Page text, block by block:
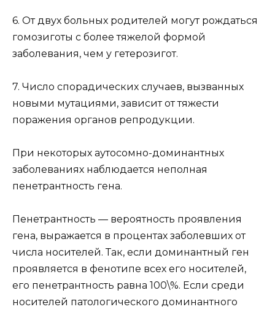
6. От двух больных родителей могут рождаться
гомозиготы с более тяжелой формой
заболевания, чем у гетерозигот.
7. Число спорадических случаев, вызванных
новыми мутациями, зависит от тяжести
поражения органов репродукции.
При некоторых аутосомно-доминантных
заболеваниях наблюдается неполная
пенетрантность гена.
Пенетрантность — вероятность проявления
гена, выражается в процентах заболевших от
числа носителей. Так, если доминантный ген
проявляется в фенотипе всех его носителей,
его пенетрантность равна 100\%. Если среди
носителей патологического доминантного